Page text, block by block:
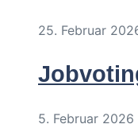
25. Februar
5. Februar 2026